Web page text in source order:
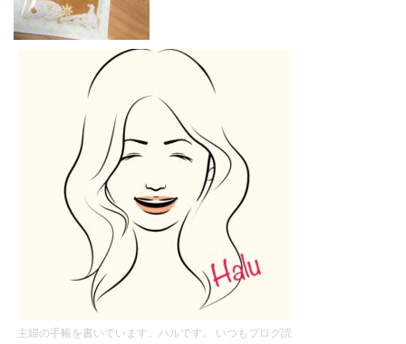
主婦の手帳を書いています。ハルです。 いつもブログ読